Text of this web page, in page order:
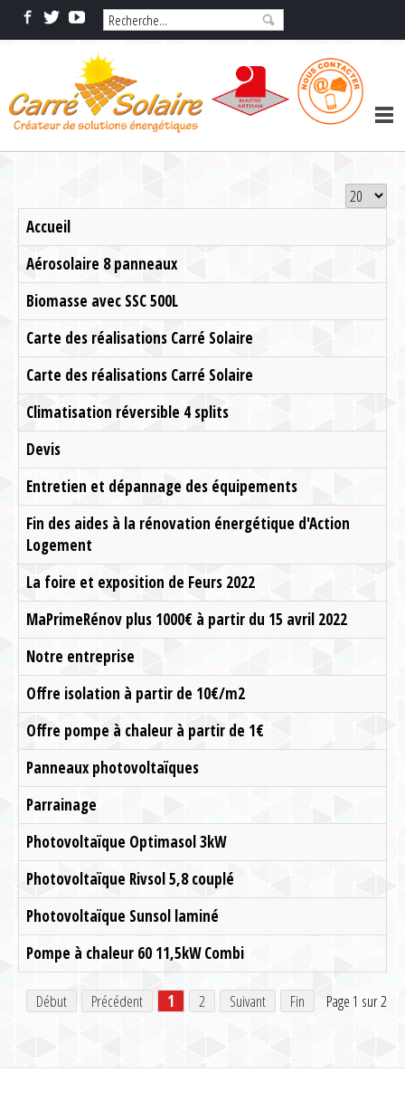
Accueil
Aérosolaire 8 panneaux
Biomasse avec SSC 500L
Carte des réalisations Carré Solaire
Carte des réalisations Carré Solaire
Climatisation réversible 4 splits
Devis
Entretien et dépannage des équipements
Fin des aides à la rénovation énergétique d'Action
Logement
La foire et exposition de Feurs 2022
MaPrimeRénov plus 1000€ à partir du 15 avril 2022
Notre entreprise
Offre isolation à partir de 10€/m2
Offre pompe à chaleur à partir de 1€
Panneaux photovoltaïques
Parrainage
Photovoltaïque Optimasol 3kW
Photovoltaïque Rivsol 5,8 couplé
Photovoltaïque Sunsol laminé
Pompe à chaleur 60 11,5kW Combi
Page 1 sur 2
Début Précédent 1 2 Suivant Fin